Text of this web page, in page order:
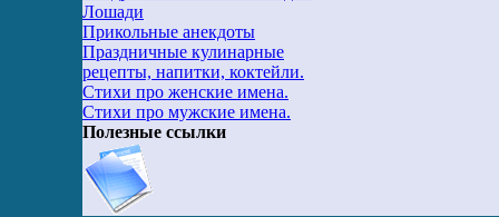
Лошади
Прикольные анекдоты
Праздничные кулинарные
рецепты, напитки, коктейли.
Стихи про женские имена.
Стихи про мужские имена.
Полезные ссылки